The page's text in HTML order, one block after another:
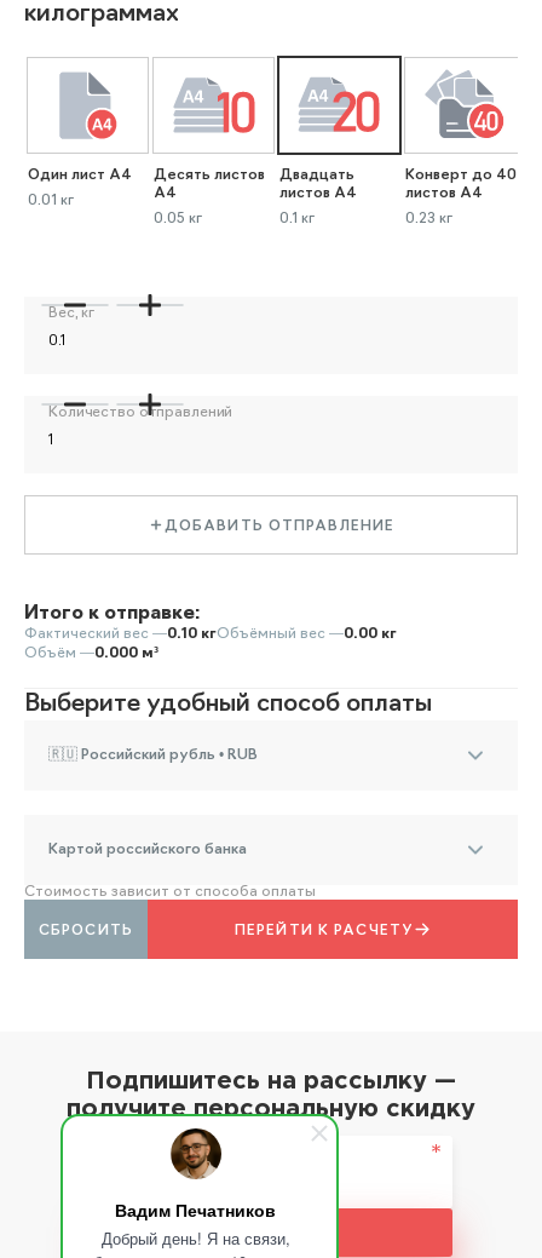
Вадим Печатников
Добрый день! Я на связи,
килограммах
Один лист А4
0.01 кг
Десять листов
А4
0.05 кг
Двадцать
листов А4
0.1 кг
Конверт до 40
листов А4
0.23 кг
Вес, кг
Количество отправлений
ДОБАВИТЬ ОТПРАВЛЕНИЕ
Итого к отправке:
Фактический вес —0.10 кгОбъёмный вес —0.00 кг
Объём —0.000 м³
Выберите удобный способ оплаты
🇷🇺 Российский рубль • RUB
Картой российского банка
Стоимость зависит от способа оплаты
ПЕРЕЙТИ К РАСЧЕТУ
СБРОСИТЬ
Подпишитесь на рассылку —
получите персональную скидку